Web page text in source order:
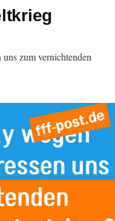
zum vernichtenden